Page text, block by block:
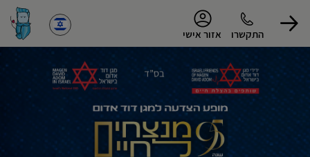
התקשרו אזור אישי
הפרופיל שלי
התנתק